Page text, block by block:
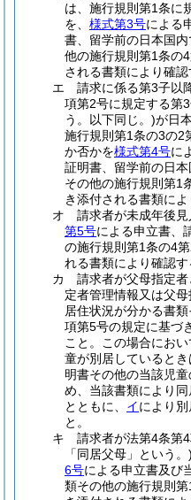
は、施行規則第1条に
を、 様式第3号による
書、留学前の日本国
他の施行規則第1条の
される書類により確認
エ
請求に係る第3子以
項第2号に規定する第
う。以下同じ。)が日
施行規則第1条の3の2
か否かを様式第4号に
証明書、留学前の日
その他の施行規則第1
き添付される書類によ
オ
請求者が未成年後見
第5号による申立書、
の施行規則第1条の4
れる書類により確認す
カ
請求者が父母指定
定者管理情報又は父
居住状況が分かる書
項第5号の規定に基づ
こと。
この場合にお
童が別居していると
明書その他の当該児
め、当該書類により
とともに、 イにより
と。
キ
請求者が法第4条第
「同居父母」という。)
6号による申立書及び
類その他の施行規則